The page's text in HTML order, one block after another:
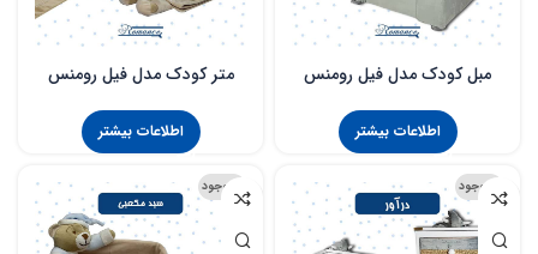
مبل کودک مدل فیل رومنس
اطلاعات بیشتر
متر کودک مدل فیل رومنس
اطلاعات بیشتر
ناموجود ناموجود